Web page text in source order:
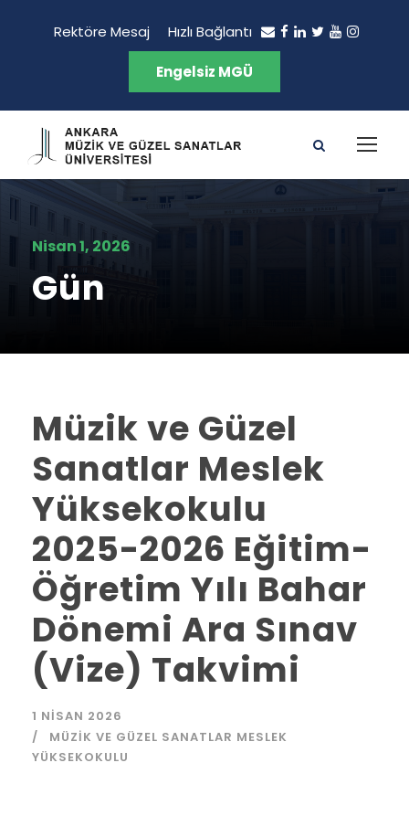
Rektöre Mesaj Hızlı Bağlantı
Engelsiz MGÜ
Nisan 1, 2026
Gün
Müzik ve Güzel
Sanatlar Meslek
Yüksekokulu
2025-2026 Eğitim-
Öğretim Yılı Bahar
Dönemi Ara Sınav
(Vize) Takvimi
1 NISAN 2026
MÜZIK VE GÜZEL SANATLAR MESLEK
YÜKSEKOKULU